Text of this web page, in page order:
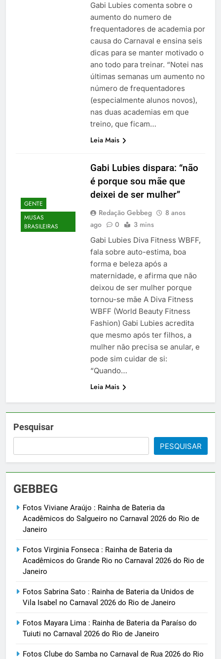
Gabi Lubies comenta sobre o
aumento do numero de
frequentadores de academia por
causa do Carnaval e ensina seis
dicas para se manter motivado o
ano todo para treinar. “Notei nas
últimas semanas um aumento no
número de frequentadores
(especialmente alunos novos),
nas duas academias em que
treino, que ficam…
Leia Mais
GENTE
MUSAS
BRASILEIRAS
Gabi Lubies dispara: “não
é porque sou mãe que
deixei de ser mulher”
Redação Gebbeg
8 anos
ago
0 3 mins
Gabi Lubies Diva Fitness WBFF,
fala sobre auto-estima, boa
forma e beleza após a
maternidade, e afirma que não
deixou de ser mulher porque
tornou-se mãe A Diva Fitness
WBFF (World Beauty Fitness
Fashion) Gabi Lubies acredita
que mesmo após ter filhos, a
mulher não precisa se anular, e
pode sim cuidar de si:
“Quando…
Leia Mais
Pesquisar
PESQUISAR
GEBBEG
Fotos Viviane Araújo : Rainha de Bateria da
Acadêmicos do Salgueiro no Carnaval 2026 do Rio de
Janeiro
Fotos Virginia Fonseca : Rainha de Bateria da
Acadêmicos do Grande Rio no Carnaval 2026 do Rio de
Janeiro
Fotos Sabrina Sato : Rainha de Bateria da Unidos de
Vila Isabel no Carnaval 2026 do Rio de Janeiro
Fotos Mayara Lima : Rainha de Bateria da Paraíso do
Tuiuti no Carnaval 2026 do Rio de Janeiro
Fotos Clube do Samba no Carnaval de Rua 2026 do Rio